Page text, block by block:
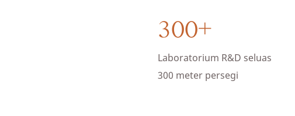
300+
Laboratorium R&D seluas
300 meter persegi